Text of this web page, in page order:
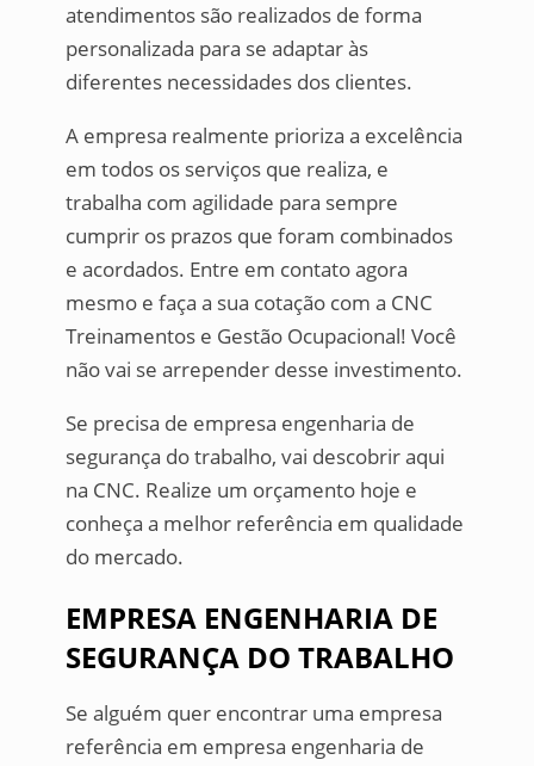
atendimentos são realizados de forma
personalizada para se adaptar às
diferentes necessidades dos clientes.
A empresa realmente prioriza a excelência
em todos os serviços que realiza, e
trabalha com agilidade para sempre
cumprir os prazos que foram combinados
e acordados. Entre em contato agora
mesmo e faça a sua cotação com a CNC
Treinamentos e Gestão Ocupacional! Você
não vai se arrepender desse investimento.
Se precisa de empresa engenharia de
segurança do trabalho, vai descobrir aqui
na CNC. Realize um orçamento hoje e
conheça a melhor referência em qualidade
do mercado.
EMPRESA ENGENHARIA DE
SEGURANÇA DO TRABALHO
Se alguém quer encontrar uma empresa
referência em empresa engenharia de